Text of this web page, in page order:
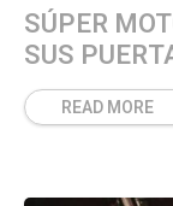
SÚPER
SUS
READ MORE